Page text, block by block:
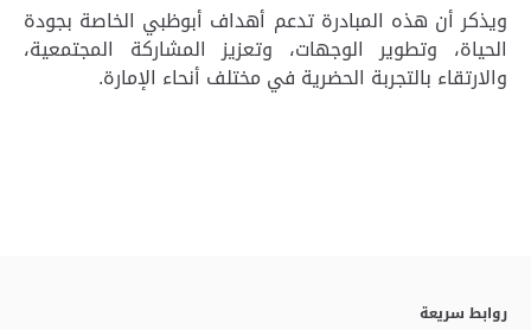
ويذكر أن هذه المبادرة تدعم أهداف أبوظبي الخاصة بجودة
الحياة، وتطوير الوجهات، وتعزيز المشاركة المجتمعية،
والارتقاء بالتجربة الحضرية في مختلف أنحاء الإمارة.
روابط سريعة